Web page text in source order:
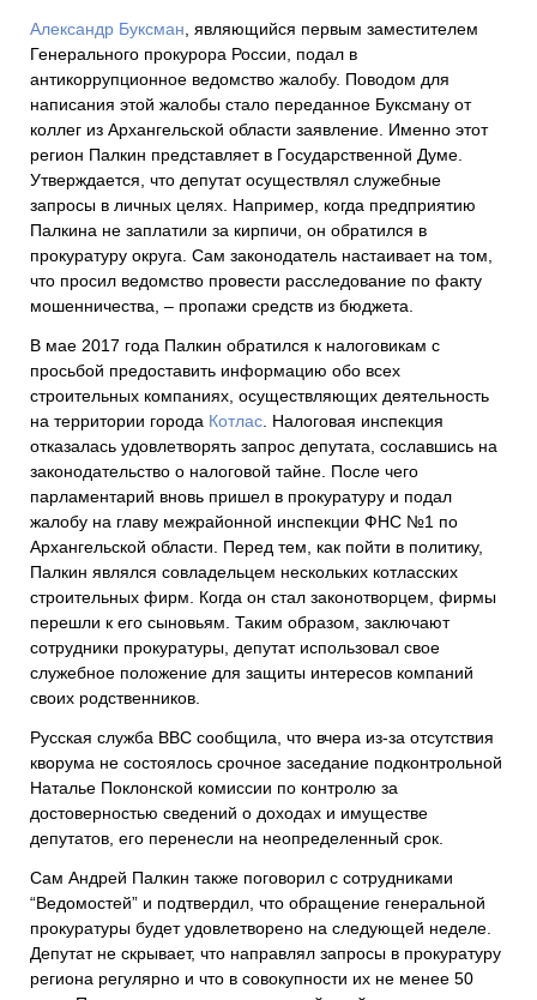
Александр Буксман , являющийся первым заместителем
Генерального прокурора России, подал в
антикоррупционное ведомство жалобу. Поводом для
написания этой жалобы стало переданное Буксману от
коллег из Архангельской области заявление. Именно этот
регион Палкин представляет в Государственной Думе.
Утверждается, что депутат осуществлял служебные
запросы в личных целях. Например, когда предприятию
Палкина не заплатили за кирпичи, он обратился в
прокуратуру округа. Сам законодатель настаивает на том,
что просил ведомство провести расследование по факту
мошенничества, – пропажи средств из бюджета.
В мае 2017 года Палкин обратился к налоговикам с
просьбой предоставить информацию обо всех
строительных компаниях, осуществляющих деятельность
на территории города Котлас . Налоговая инспекция
отказалась удовлетворять запрос депутата, сославшись на
законодательство о налоговой тайне. После чего
парламентарий вновь пришел в прокуратуру и подал
жалобу на главу межрайонной инспекции ФНС №1 по
Архангельской области. Перед тем, как пойти в политику,
Палкин являлся совладельцем нескольких котласских
строительных фирм. Когда он стал законотворцем, фирмы
перешли к его сыновьям. Таким образом, заключают
сотрудники прокуратуры, депутат использовал свое
служебное положение для защиты интересов компаний
своих родственников.
Русская служба BBC сообщила, что вчера из-за отсутствия
кворума не состоялось срочное заседание подконтрольной
Наталье Поклонской комиссии по контролю за
достоверностью сведений о доходах и имуществе
депутатов, его перенесли на неопределенный срок.
Сам Андрей Палкин также поговорил с сотрудниками
“Ведомостей” и подтвердил, что обращение генеральной
прокуратуры будет удовлетворено на следующей неделе.
Депутат не скрывает, что направлял запросы в прокуратуру
региона регулярно и что в совокупности их не менее 50